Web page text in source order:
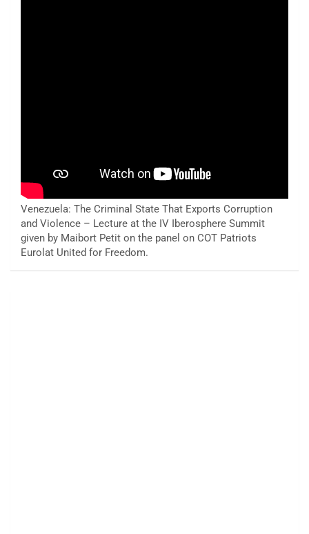
Venezuela: The Criminal State That Exports Corruption
and Violence – Lecture at the IV Iberosphere Summit
given by Maibort Petit on the panel on COT Patriots
Eurolat United for Freedom.